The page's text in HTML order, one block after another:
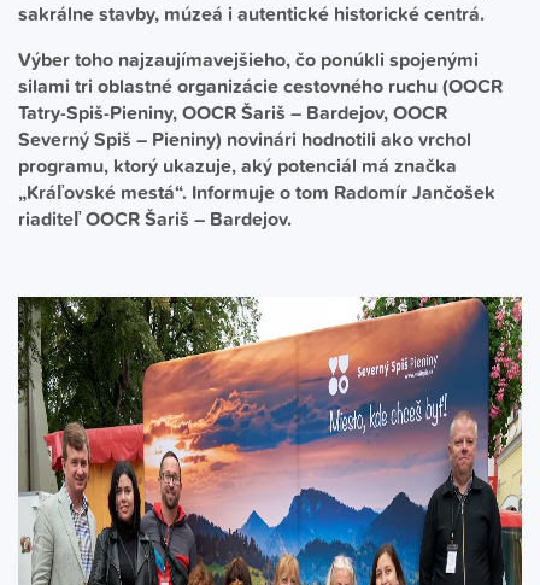
sakrálne stavby, múzeá i autentické historické centrá.
Výber toho najzaujímavejšieho, čo ponúkli spojenými
silami tri oblastné organizácie cestovného ruchu (OOCR
Tatry-Spiš-Pieniny, OOCR Šariš – Bardejov, OOCR
Severný Spiš – Pieniny) novinári hodnotili ako vrchol
programu, ktorý ukazuje, aký potenciál má značka
„Kráľovské mestá“. Informuje o tom Radomír Jančošek
riaditeľ OOCR Šariš – Bardejov.